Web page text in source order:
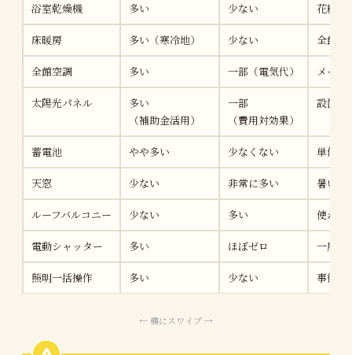
浴室乾燥機 多い 少ない 花粉症
床暖房 多い（寒冷地） 少ない 全館空
全館空調 多い 一部（電気代） メーカ
太陽光パネル
多い
（補助金活用）
一部
（費用対効果）
設置条
蓄電池 やや多い 少なくない 単体で
天窓 少ない 非常に多い 暑い・
ルーフバルコニー 少ない 多い 使わな
電動シャッター 多い ほぼゼロ 一度使
照明一括操作 多い 少ない 事例に